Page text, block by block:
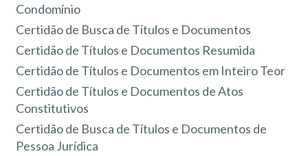
Condomínio
Certidão de Busca de Títulos e Documentos
Certidão de Títulos e Documentos Resumida
Certidão de Títulos e Documentos em Inteiro Teor
Certidão de Títulos e Documentos de Atos
Constitutivos
Certidão de Busca de Títulos e Documentos de
Pessoa Jurídica